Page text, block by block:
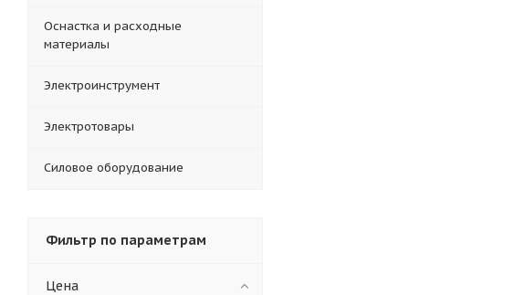
Оснастка и расходные
материалы
Электроинструмент
Электротовары
Силовое оборудование
Фильтр по параметрам
Цена